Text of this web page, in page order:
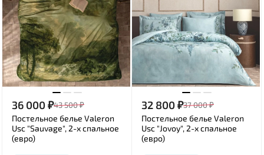
36 000₽43 500₽
Постельное белье Valeron
Usc "Sauvage", 2-х спальное
(евро)
32 800₽37 000₽
Постельное белье Valeron
Usc "Jovoy", 2-х спальное
(евро)